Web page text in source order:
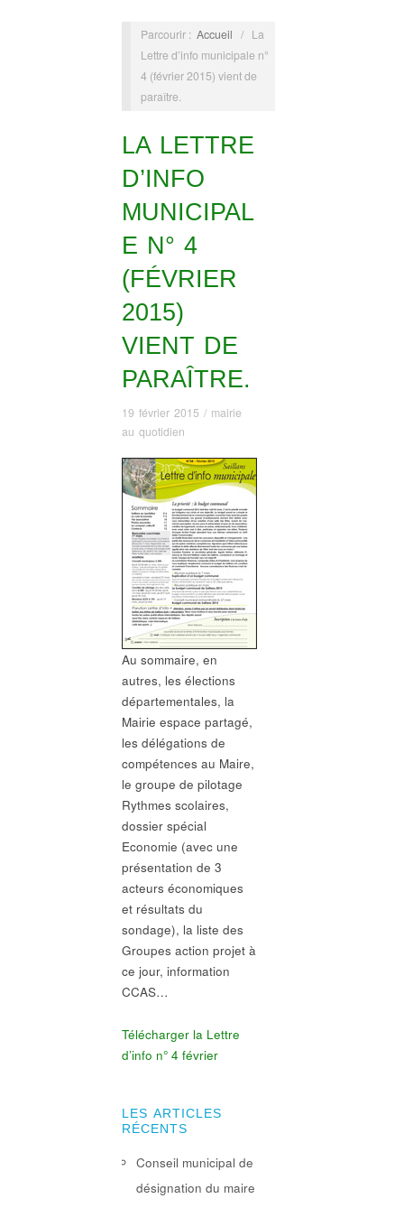
Parcourir : Accueil / La
Lettre d’info municipale n°
4 (février 2015) vient de
paraître.
LA LETTRE
D’INFO
MUNICIPAL
E N° 4
(FÉVRIER
2015)
VIENT DE
PARAÎTRE.
19 février 2015 / mairie
au quotidien
Au sommaire, en
autres, les élections
départementales, la
Mairie espace partagé,
les délégations de
compétences au Maire,
le groupe de pilotage
Rythmes scolaires,
dossier spécial
Economie (avec une
présentation de 3
acteurs économiques
et résultats du
sondage), la liste des
Groupes action projet à
ce jour, information
CCAS…
Télécharger la Lettre
d’info n° 4 février
LES ARTICLES
RÉCENTS
Conseil municipal de
désignation du maire